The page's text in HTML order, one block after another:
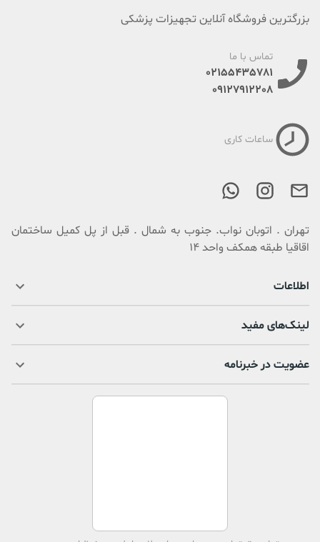
بزرگترین فروشگاه آنلاین تجهیزات پزشکی
تماس با ما
02155435781
09127912208
ساعات کاری
تهران . اتوبان نواب. جنوب به شمال . قبل از پل کمیل ساختمان
اقاقیا طبقه همکف واحد 14
اطلاعات
لینک‌های مفید
عضویت در خبرنامه